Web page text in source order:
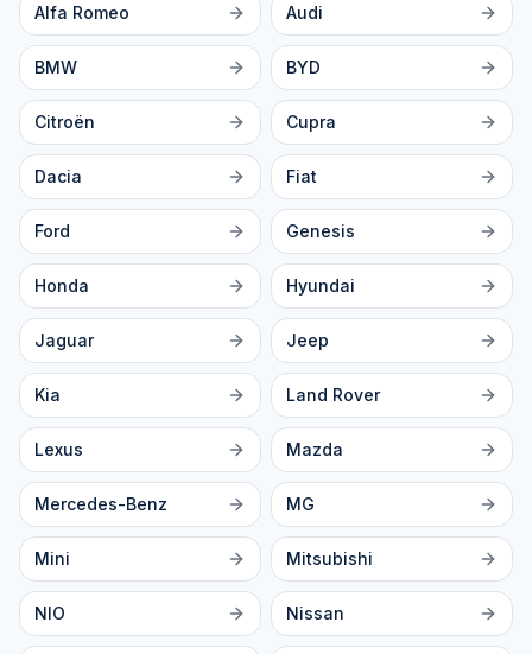
Alfa Romeo Audi
BMW BYD
Citroën Cupra
Dacia Fiat
Ford Genesis
Honda Hyundai
Jaguar Jeep
Kia Land Rover
Lexus Mazda
Mercedes-Benz MG
Mini Mitsubishi
NIO Nissan